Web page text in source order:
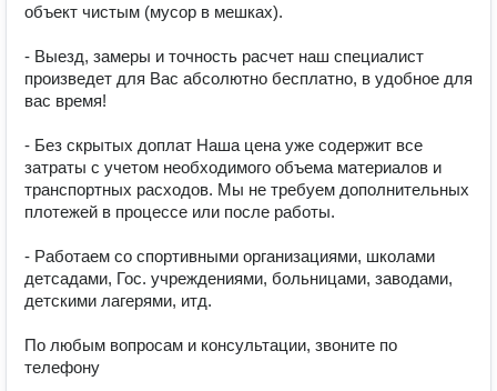
объект чистым (мусор в мешках).
- Выезд, замеры и точность расчет наш специалист
произведет для Вас абсолютно бесплатно, в удобное для
вас время!
- Без скрытых доплат Наша цена уже содержит все
затраты с учетом необходимого объема материалов и
транспортных расходов. Мы не требуем дополнительных
плотежей в процессе или после работы.
- Работаем со спортивными организациями, школами
детсадами, Гос. учреждениями, больницами, заводами,
детскими лагерями, итд.
По любым вопросам и консультации, звоните по
телефону